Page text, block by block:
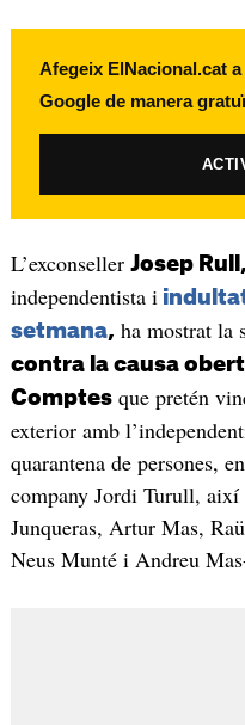
Afegeix ElNacional.cat
Google de manera
L’exconseller Josep Rull,
independentista i
setmana, ha mostrat la
contra la causa
Comptesque pretén
exterior amb
quarantena de persones,
company Jordi Turull,
Junqueras, Artur Mas,
Neus Munté i Andreu